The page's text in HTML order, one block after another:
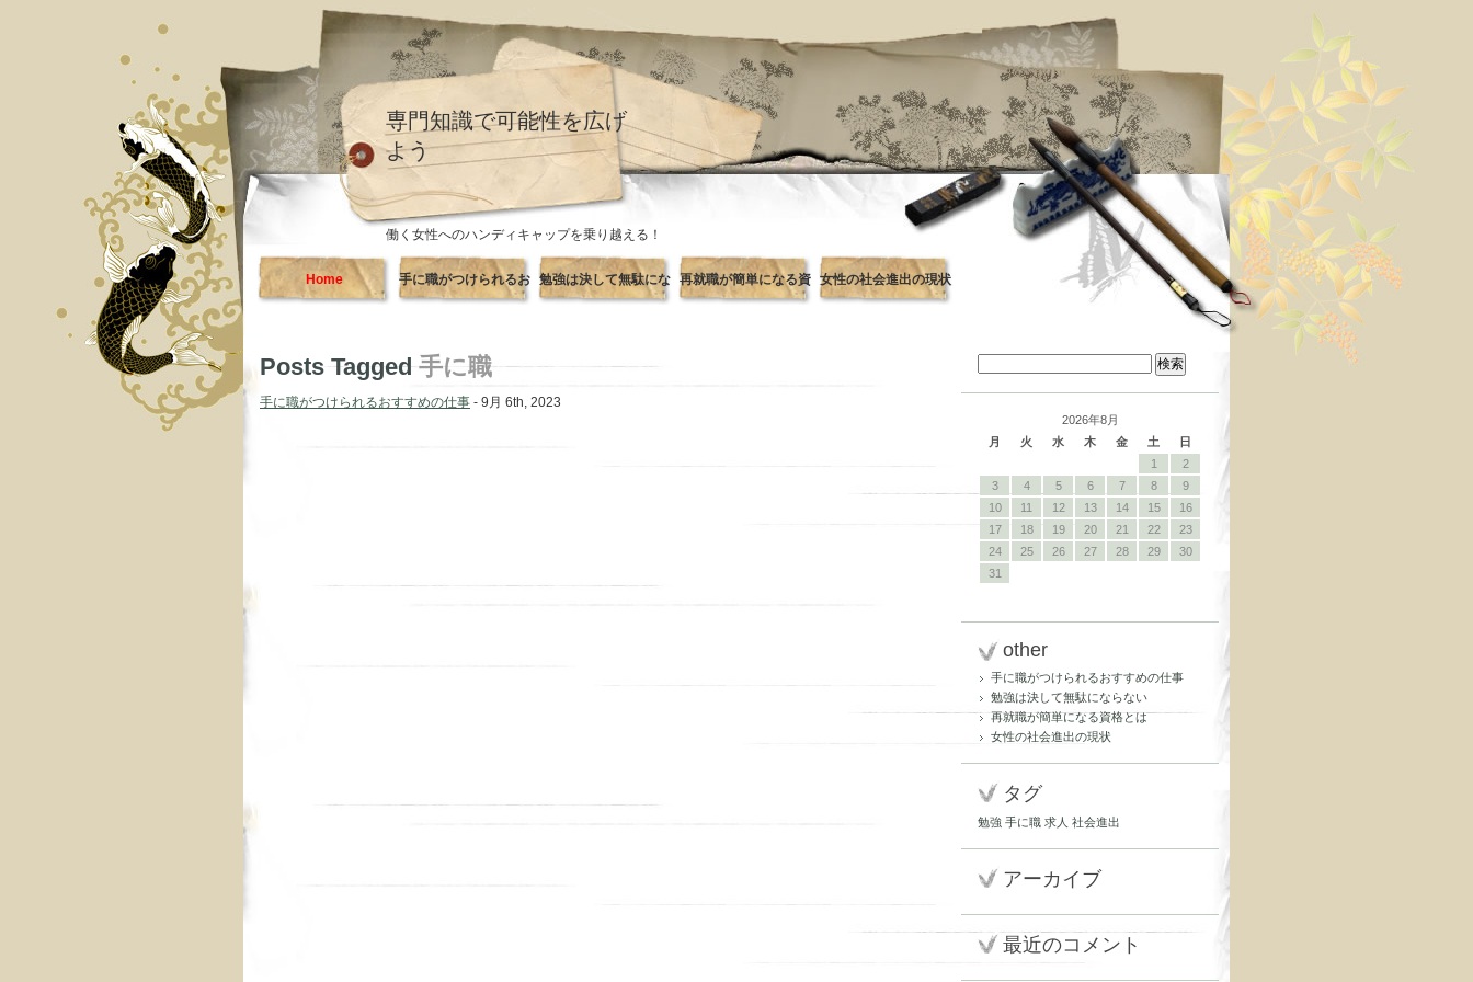
専門知識で可能性を広げ
よう
働く女性へのハンディキャップを乗り越える！
Home 手に職がつけられるお 勉強は決して無駄にな 再就職が簡単になる資 女性の社会進出の現状
Posts Tagged 手に職
手に職がつけられるおすすめの仕事 - 9月 6th, 2023
2026年8月
月
火 水 木 金 土
日
1
2
3
4 5 6 7 8
9
10
11 12 13 14 15
16
17
18 19 20 21 22
23
24
25 26 27 28 29
30
31
other
手に職がつけられるおすすめの仕事
勉強は決して無駄にならない
再就職が簡単になる資格とは
女性の社会進出の現状
タグ
勉強 手に職 求人 社会進出
アーカイブ
最近のコメント